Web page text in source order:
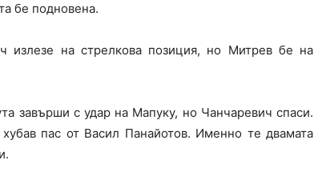
бе подновена.
излезе на стрелкова позиция, но Митрев бе на
завърши с удар на Мапуку, но Чанчаревич спаси.
пас от Васил Панайотов. Именно те двамата